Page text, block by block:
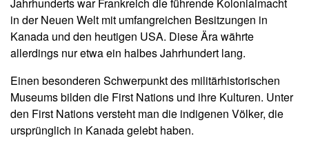
Jahrhunderts war Frankreich die führende Kolonialmacht
in der Neuen Welt mit umfangreichen Besitzungen in
Kanada und den heutigen USA. Diese Ära währte
allerdings nur etwa ein halbes Jahrhundert lang.
Einen besonderen Schwerpunkt des militärhistorischen
Museums bilden die First Nations und ihre Kulturen. Unter
den First Nations versteht man die indigenen Völker, die
ursprünglich in Kanada gelebt haben.